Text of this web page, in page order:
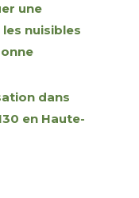
une
nuisibles
dans
en Haute-